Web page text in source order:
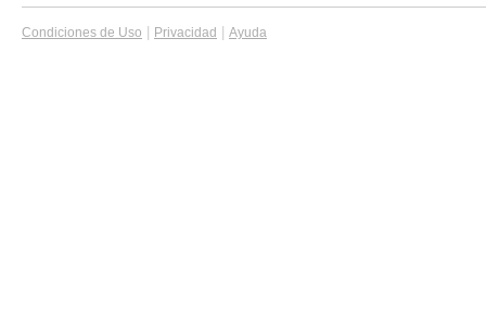
Condiciones de Uso Privacidad Ayuda